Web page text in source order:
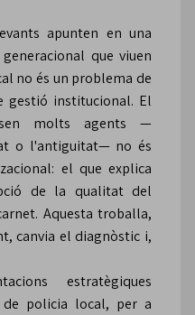
apunten en una
que viuen
no és un problema de
gestió institucional. El
molts agents —
o l'antiguitat— no és
el que explica
de la qualitat del
Aquesta troballa,
canvia el diagnòstic i,
estratègiques
de policia local, per a